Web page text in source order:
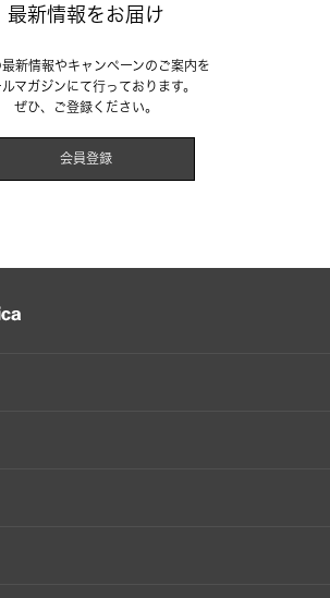
最新情報をお届け
新情報やキャンペーンのご案内を
ルマガジンにて行っております。
ぜひ、ご登録ください。
会員登録